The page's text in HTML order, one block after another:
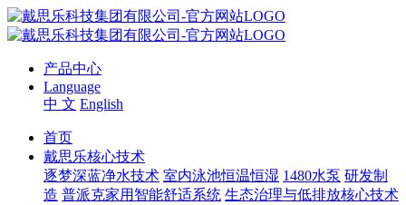
产品中心
Language
中 文 English
首页
戴思乐核心技术
逐梦深蓝净水技术 室内泳池恒温恒湿 1480水泵 研发制
造 普派克家用智能舒适系统 生态治理与低排放核心技术